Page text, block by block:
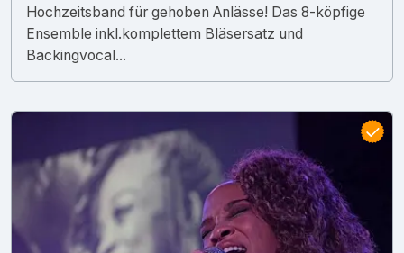
Hochzeitsband für gehoben Anlässe! Das 8-köpfige
Ensemble inkl.komplettem Bläsersatz und
Backingvocal...